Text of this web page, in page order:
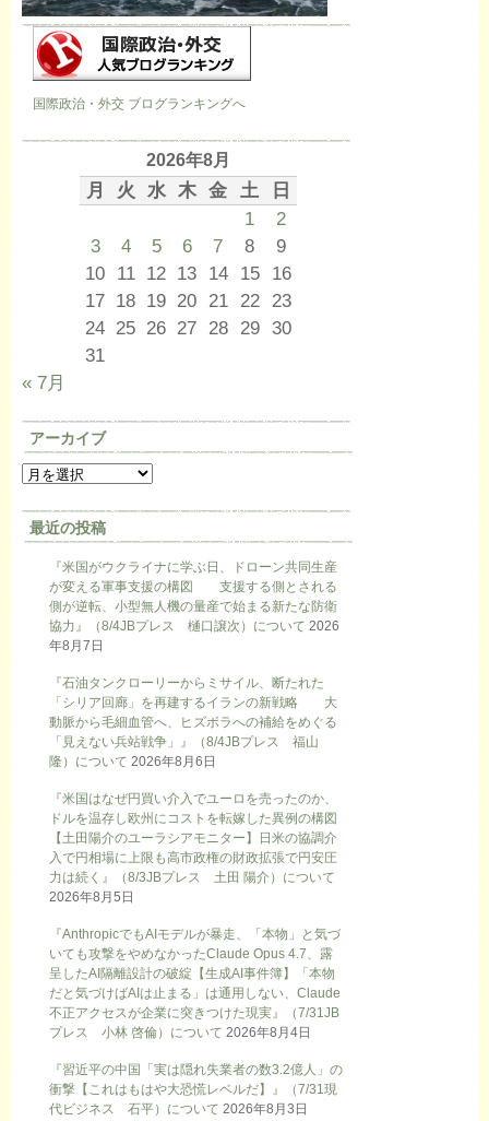
国際政治・外交 ブログランキングへ
2026年8月
月 火 水 木 金 土
日
1
2
3
4 5 6 7 8
9
10 11 12 13 14 15
16
17 18 19 20 21 22
23
24 25 26 27 28 29 30
31
« 7月
アーカイブ
最近の投稿
『米国がウクライナに学ぶ日、ドローン共同生産
が変える軍事支援の構図 支援する側とされる
側が逆転、小型無人機の量産で始まる新たな防衛
協力』（8/4JBプレス 樋口譲次）について 2026
年8月7日
『石油タンクローリーからミサイル、断たれた
「シリア回廊」を再建するイランの新戦略 大
動脈から毛細血管へ、ヒズボラへの補給をめぐる
「見えない兵站戦争」』（8/4JBプレス 福山
隆）について 2026年8月6日
『米国はなぜ円買い介入でユーロを売ったのか、
ドルを温存し欧州にコストを転嫁した異例の構図
【土田陽介のユーラシアモニター】日米の協調介
入で円相場に上限も高市政権の財政拡張で円安圧
力は続く』（8/3JBプレス 土田 陽介）について
2026年8月5日
『AnthropicでもAIモデルが暴走、「本物」と気づ
いても攻撃をやめなかったClaude Opus 4.7、露
呈したAI隔離設計の破綻【生成AI事件簿】「本物
だと気づけばAIは止まる」は通用しない、Claude
不正アクセスが企業に突きつけた現実』（7/31JB
プレス 小林 啓倫）について 2026年8月4日
『習近平の中国「実は隠れ失業者の数3.2億人」の
衝撃【これはもはや大恐慌レベルだ】』（7/31現
代ビジネス 石平）について 2026年8月3日